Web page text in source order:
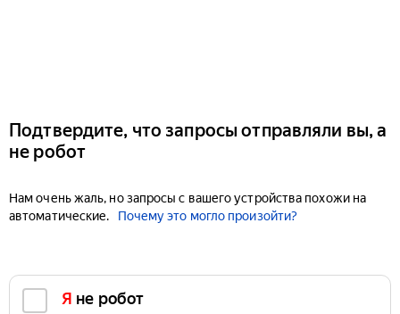
Подтвердите, что запросы отправляли вы, а
не робот
Нам очень жаль, но запросы с вашего устройства похожи на
автоматические.
Почему это могло произойти?
Я не робот